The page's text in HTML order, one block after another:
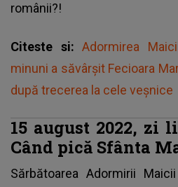
românii?!
Citeste si:Adormirea
minuni a săvârșit Fecioara
după trecerea la cele veșnice
15 august 2022, zi
Când pică Sfânta
Sărbătoarea Adormirii